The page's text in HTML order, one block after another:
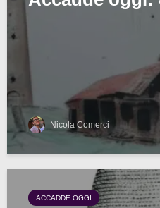
Nicola Comerci
ACCADDE OGGI